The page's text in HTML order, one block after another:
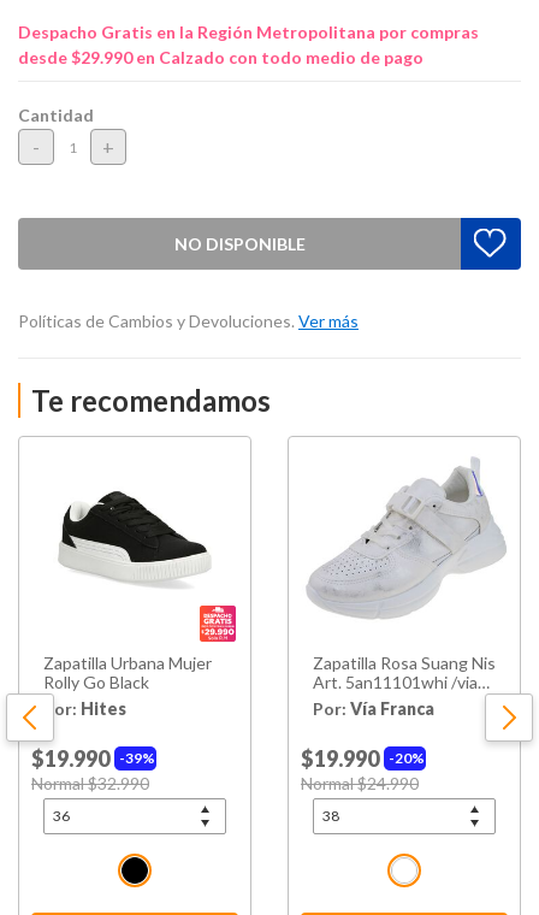
Despacho Gratis en la Región Metropolitana por compras
desde $29.990 en Calzado con todo medio de pago
Cantidad
- +
NO DISPONIBLE
Políticas de Cambios y Devoluciones. Ver más
Te recomendamos
Zapatilla Urbana Mujer
Rolly Go Black
Por: Hites
39%
$19.990
Price reduced from
Normal $32.990
Zapatilla Rosa Suang Nis
Art. 5an11101whi /via
Franca
Por: Vía Franca
20%
$19.990
Price reduced from
Normal $24.990